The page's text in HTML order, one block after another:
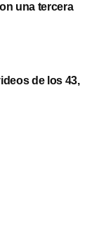
una tercera
de los 43,